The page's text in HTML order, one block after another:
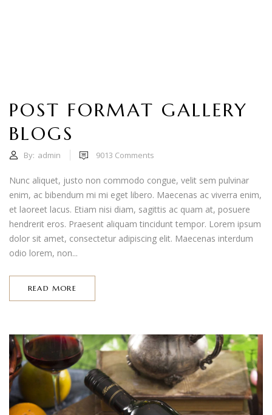
POST FORMAT GALLERY
BLOGS
By: admin 9013 Comments
Nunc aliquet, justo non commodo congue, velit sem pulvinar
enim, ac bibendum mi mi eget libero. Maecenas ac viverra enim,
et laoreet lacus. Etiam nisi diam, sagittis ac quam at, posuere
hendrerit eros. Praesent aliquam tincidunt tempor. Lorem ipsum
dolor sit amet, consectetur adipiscing elit. Maecenas interdum
odio lorem, non...
READ MORE